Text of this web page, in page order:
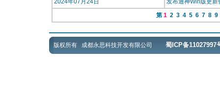
2024年07月24日
发布通神Win版更
第 1 2 3 4 5 6 7 8 9